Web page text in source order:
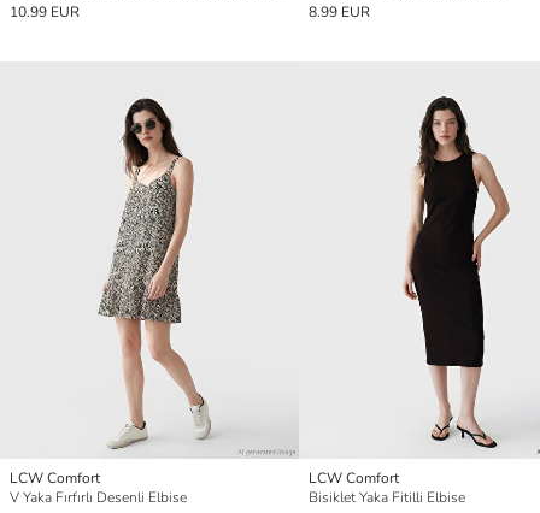
10.99 EUR
8.99 EUR
LCW Comfort
V Yaka Fırfırlı Desenli Elbise
LCW Comfort
Bisiklet Yaka Fitilli Elbise